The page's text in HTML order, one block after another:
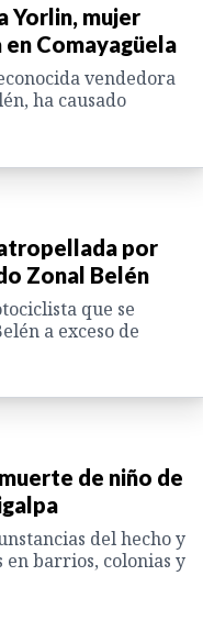
Yorlin, mujer
Comayagüela
vendedora
ha causado
por
Zonal Belén
que se
a exceso de
de niño de
del hecho y
barrios, colonias y